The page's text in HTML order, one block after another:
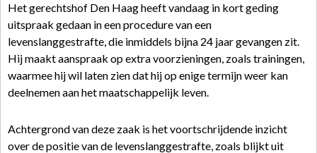
Het gerechtshof Den Haag heeft vandaag in kort geding
uitspraak gedaan in een procedure van een
levenslanggestrafte, die inmiddels bijna 24 jaar gevangen zit.
Hij maakt aanspraak op extra voorzieningen, zoals trainingen,
waarmee hij wil laten zien dat hij op enige termijn weer kan
deelnemen aan het maatschappelijk leven.
Achtergrond van deze zaak is het voortschrijdende inzicht
over de positie van de levenslanggestrafte, zoals blijkt uit